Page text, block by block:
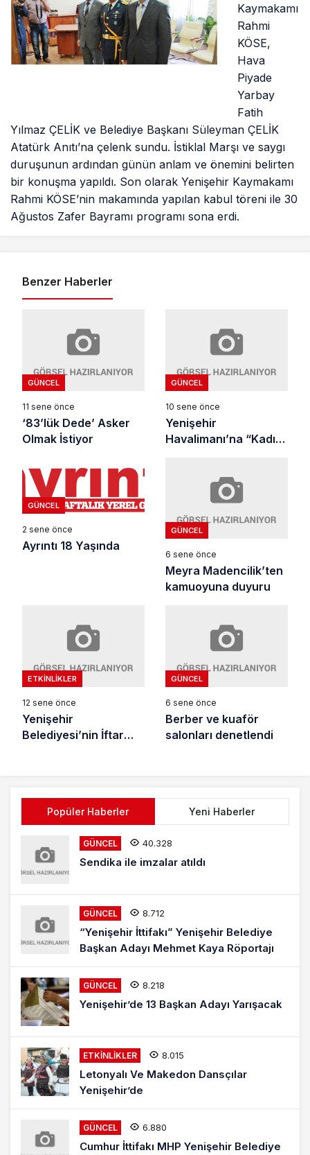
Kaymakamı
Rahmi
KÖSE,
Hava
Piyade
Yarbay
Fatih
Yılmaz ÇELİK ve Belediye Başkanı Süleyman ÇELİK
Atatürk Anıtı’na çelenk sundu. İstiklal Marşı ve saygı
duruşunun ardından günün anlam ve önemini belirten
bir konuşma yapıldı. Son olarak Yenişehir Kaymakamı
Rahmi KÖSE’nin makamında yapılan kabul töreni ile 30
Ağustos Zafer Bayramı programı sona erdi.
Benzer Haberler
GÜNCEL
11 sene önce
‘83’lük Dede’ Asker
Olmak İstiyor
GÜNCEL
10 sene önce
Yenişehir
Havalimanı’na “Kadın
GÜNCEL
2 sene önce
Ayrıntı 18 Yaşında
GÜNCEL
6 sene önce
Meyra Madencilik’ten
kamuoyuna duyuru
ETKINLIKLER
12 sene önce
Yenişehir
Belediyesi’nin İftar
GÜNCEL
6 sene önce
Berber ve kuaför
salonları denetlendi
Popüler Haberler Yeni Haberler
GÜNCEL 40.328
Sendika ile imzalar atıldı
GÜNCEL 8.712
“Yenişehir İttifakı” Yenişehir Belediye
Başkan Adayı Mehmet Kaya Röportajı
GÜNCEL 8.218
Yenişehir’de 13 Başkan Adayı Yarışacak
ETKINLIKLER 8.015
Letonyalı Ve Makedon Dansçılar
Yenişehir’de
GÜNCEL 6.880
Cumhur İttifakı MHP Yenişehir Belediye